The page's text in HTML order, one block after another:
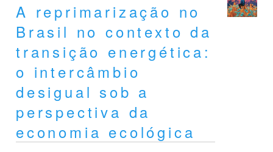
A reprimarização no
Brasil no contexto da
transição energética:
o intercâmbio
desigual sob a
perspectiva da
economia ecológica